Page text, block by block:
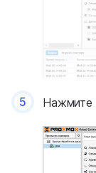
5 Нажмите